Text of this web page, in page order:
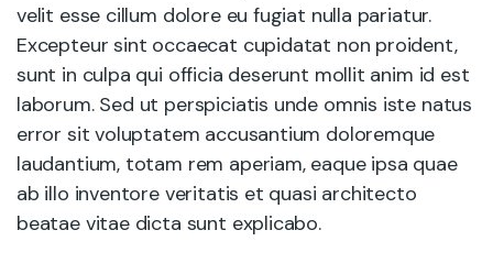
velit esse cillum dolore eu fugiat nulla pariatur.
Excepteur sint occaecat cupidatat non proident,
sunt in culpa qui officia deserunt mollit anim id est
laborum. Sed ut perspiciatis unde omnis iste natus
error sit voluptatem accusantium doloremque
laudantium, totam rem aperiam, eaque ipsa quae
ab illo inventore veritatis et quasi architecto
beatae vitae dicta sunt explicabo.